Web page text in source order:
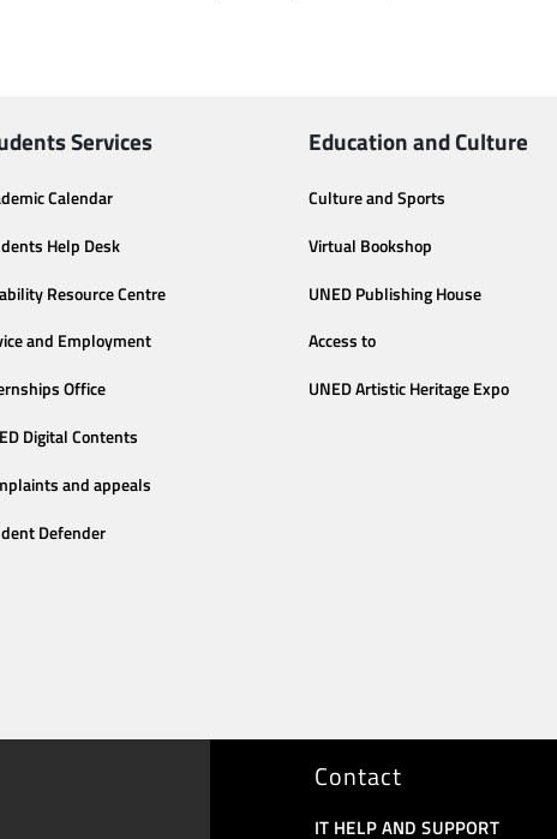
Services
Calendar
Help Desk
Resource Centre
and Employment
Office
Digital Contents
and appeals
Defender
Education and Culture
Culture and Sports
Virtual Bookshop
UNED Publishing House
Access to
UNED Artistic Heritage Expo
Contact
IT HELP AND SUPPORT